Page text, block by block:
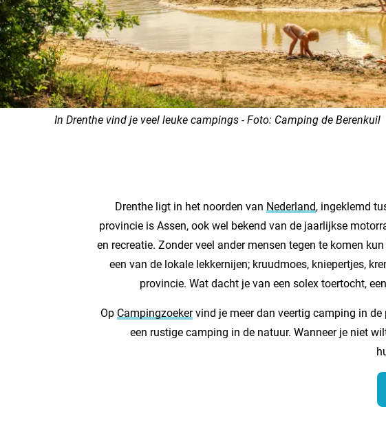
In Drenthe vind je veel leuke campings - Foto: Camping de Berenkuil
Drenthe ligt in het noorden van Nederland, ingeklemd
provincie is Assen, ook wel bekend van de jaarlijkse
en recreatie. Zonder veel ander mensen tegen te komen
een van de lokale lekkernijen; kruudmoes, kniepertjes,
provincie. Wat dacht je van een solex toertocht,
Op Campingzoekervind je meer dan veertig camping in
een rustige camping in de natuur. Wanneer je niet